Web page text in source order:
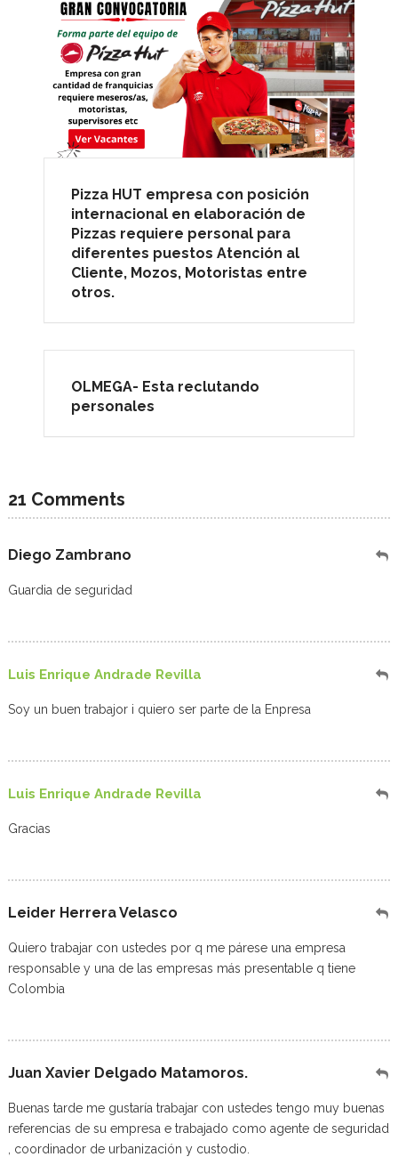
Pizza HUT empresa con posición
internacional en elaboración de
Pizzas requiere personal para
diferentes puestos Atención al
Cliente, Mozos, Motoristas entre
otros.
OLMEGA- Esta reclutando
personales
21 Comments
Diego Zambrano
Guardia de seguridad
Luis Enrique Andrade Revilla
Soy un buen trabajor i quiero ser parte de la Enpresa
Luis Enrique Andrade Revilla
Gracias
Leider Herrera Velasco
Quiero trabajar con ustedes por q me párese una empresa
responsable y una de las empresas más presentable q tiene
Colombia
Juan Xavier Delgado Matamoros.
Buenas tarde me gustaría trabajar con ustedes tengo muy buenas
referencias de su empresa e trabajado como agente de seguridad
, coordinador de urbanización y custodio.